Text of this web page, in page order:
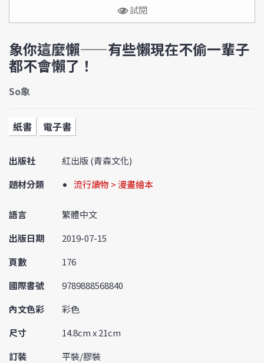
試閱
象你這麼懶——有些懶現在不偷一輩子
都不會懶了！
So象
紙書 電子書
出版社
紅出版 (青森文化)
題材分類
流行讀物 > 漫畫繪本
語言
繁體中文
出版日期
2019-07-15
頁數
176
國際書號
9789888568840
內文色彩
彩色
尺寸
14.8cm x 21cm
訂裝
平裝/膠裝